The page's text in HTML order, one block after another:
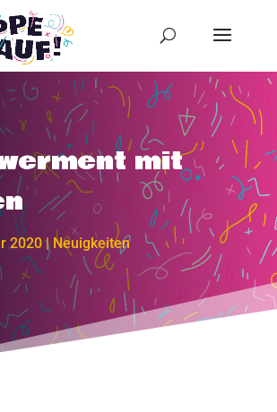
mit
2020| Neuigkeiten